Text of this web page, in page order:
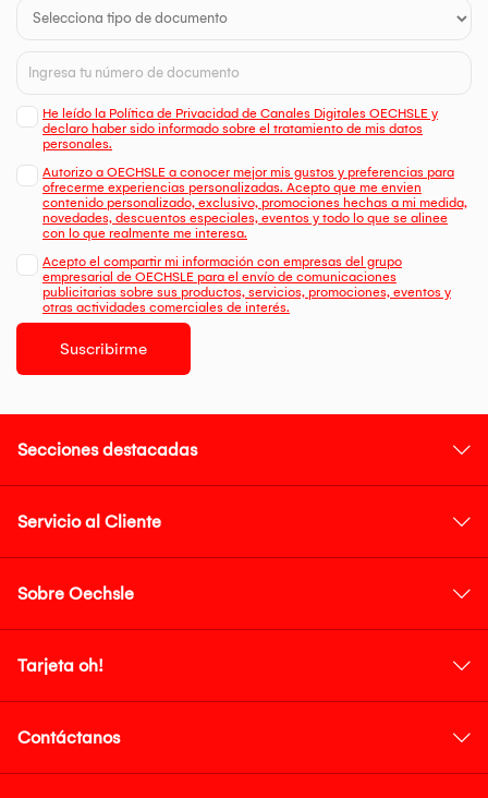
He leído la Política de Privacidad de Canales Digitales OECHSLE y
declaro haber sido informado sobre el tratamiento de mis datos
personales.
Autorizo a OECHSLE a conocer mejor mis gustos y preferencias para
ofrecerme experiencias personalizadas. Acepto que me envien
contenido personalizado, exclusivo, promociones hechas a mi medida,
novedades, descuentos especiales, eventos y todo lo que se alinee
con lo que realmente me interesa.
Acepto el compartir mi información con empresas del grupo
empresarial de OECHSLE para el envío de comunicaciones
publicitarias sobre sus productos, servicios, promociones, eventos y
otras actividades comerciales de interés.
Suscribirme
Secciones destacadas
Servicio al Cliente
Sobre Oechsle
Tarjeta oh!
Contáctanos